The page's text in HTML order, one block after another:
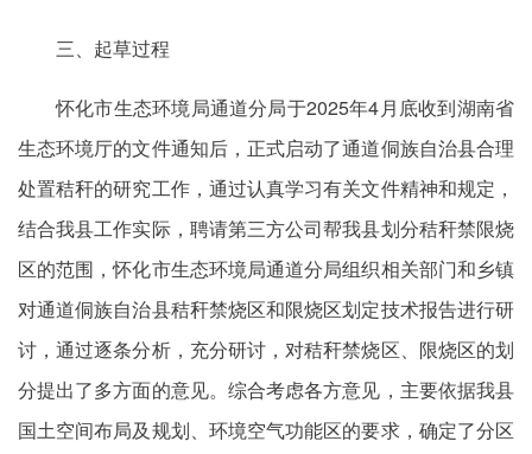
三、起草过程
怀化市生态环境局通道分局于2025年4月底收到湖南省
生态环境厅的文件通知后，正式启动了通道侗族自治县合理
处置秸秆的研究工作，通过认真学习有关文件精神和规定，
结合我县工作实际，聘请第三方公司帮我县划分秸秆禁限烧
区的范围，怀化市生态环境局通道分局组织相关部门和乡镇
对通道侗族自治县秸秆禁烧区和限烧区划定技术报告进行研
讨，通过逐条分析，充分研讨，对秸秆禁烧区、限烧区的划
分提出了多方面的意见。综合考虑各方意见，主要依据我县
国土空间布局及规划、环境空气功能区的要求，确定了分区